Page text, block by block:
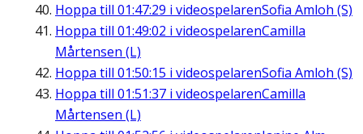
Hoppa till 01:47:29 i videospelarenSofia Amloh (S)
Hoppa till 01:49:02 i videospelarenCamilla
Mårtensen (L)
Hoppa till 01:50:15 i videospelarenSofia Amloh (S)
Hoppa till 01:51:37 i videospelarenCamilla
Mårtensen (L)